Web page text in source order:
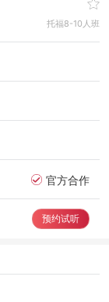
托福8-10人班
官方合作
预约试听